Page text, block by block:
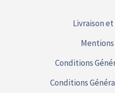
Livraison
Conditions
Conditions